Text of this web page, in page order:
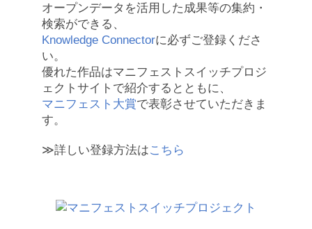
オープンデータを活用した成果等の集約・
検索ができる、
Knowledge Connectorに必ずご登録くださ
い。
優れた作品はマニフェストスイッチプロジ
ェクトサイトで紹介するとともに、
マニフェスト大賞で表彰させていただきま
す。
≫詳しい登録方法はこちら